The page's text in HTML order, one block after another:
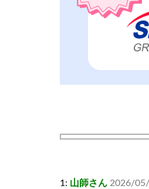
1: 山師さん 2026/